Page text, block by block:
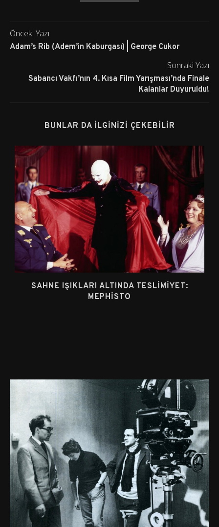
Önceki Yazı
Adam’s Rib (Adem’in Kaburgası) | George Cukor
Sonraki Yazı
Sabancı Vakfı’nın 4. Kısa Film Yarışması’nda Finale
Kalanlar Duyuruldu!
BUNLAR DA İLGINIZI ÇEKEBILIR
SAHNE IŞIKLARI ALTINDA TESLIMIYET:
MEPHISTO